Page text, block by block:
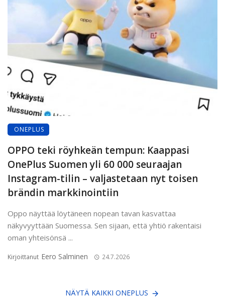
ONEPLUS
OPPO teki röyhkeän tempun: Kaappasi
OnePlus Suomen yli 60 000 seuraajan
Instagram-tilin – valjastetaan nyt toisen
brändin markkinointiin
Oppo näyttää löytäneen nopean tavan kasvattaa
näkyvyyttään Suomessa. Sen sijaan, että yhtiö rakentaisi
oman yhteisönsä ...
Kirjoittanut Eero Salminen 24.7.2026
NÄYTÄ KAIKKI ONEPLUS